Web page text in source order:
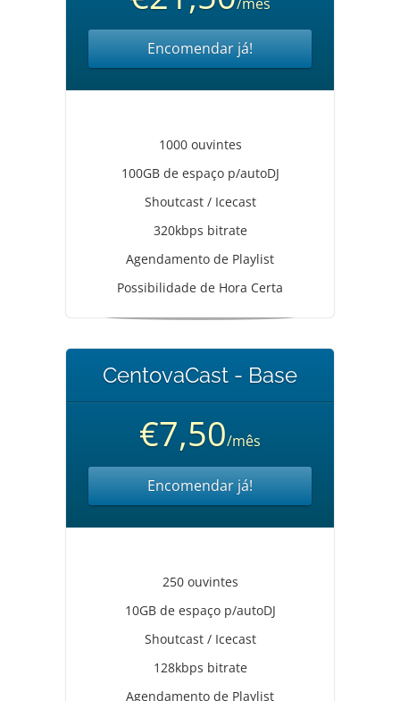
Encomendar já!
1000 ouvintes
100GB de espaço p/autoDJ
Shoutcast / Icecast
320kbps bitrate
Agendamento de Playlist
Possibilidade de Hora Certa
CentovaCast - Base
€7,50/mês
Encomendar já!
250 ouvintes
10GB de espaço p/autoDJ
Shoutcast / Icecast
128kbps bitrate
Agendamento de Playlist